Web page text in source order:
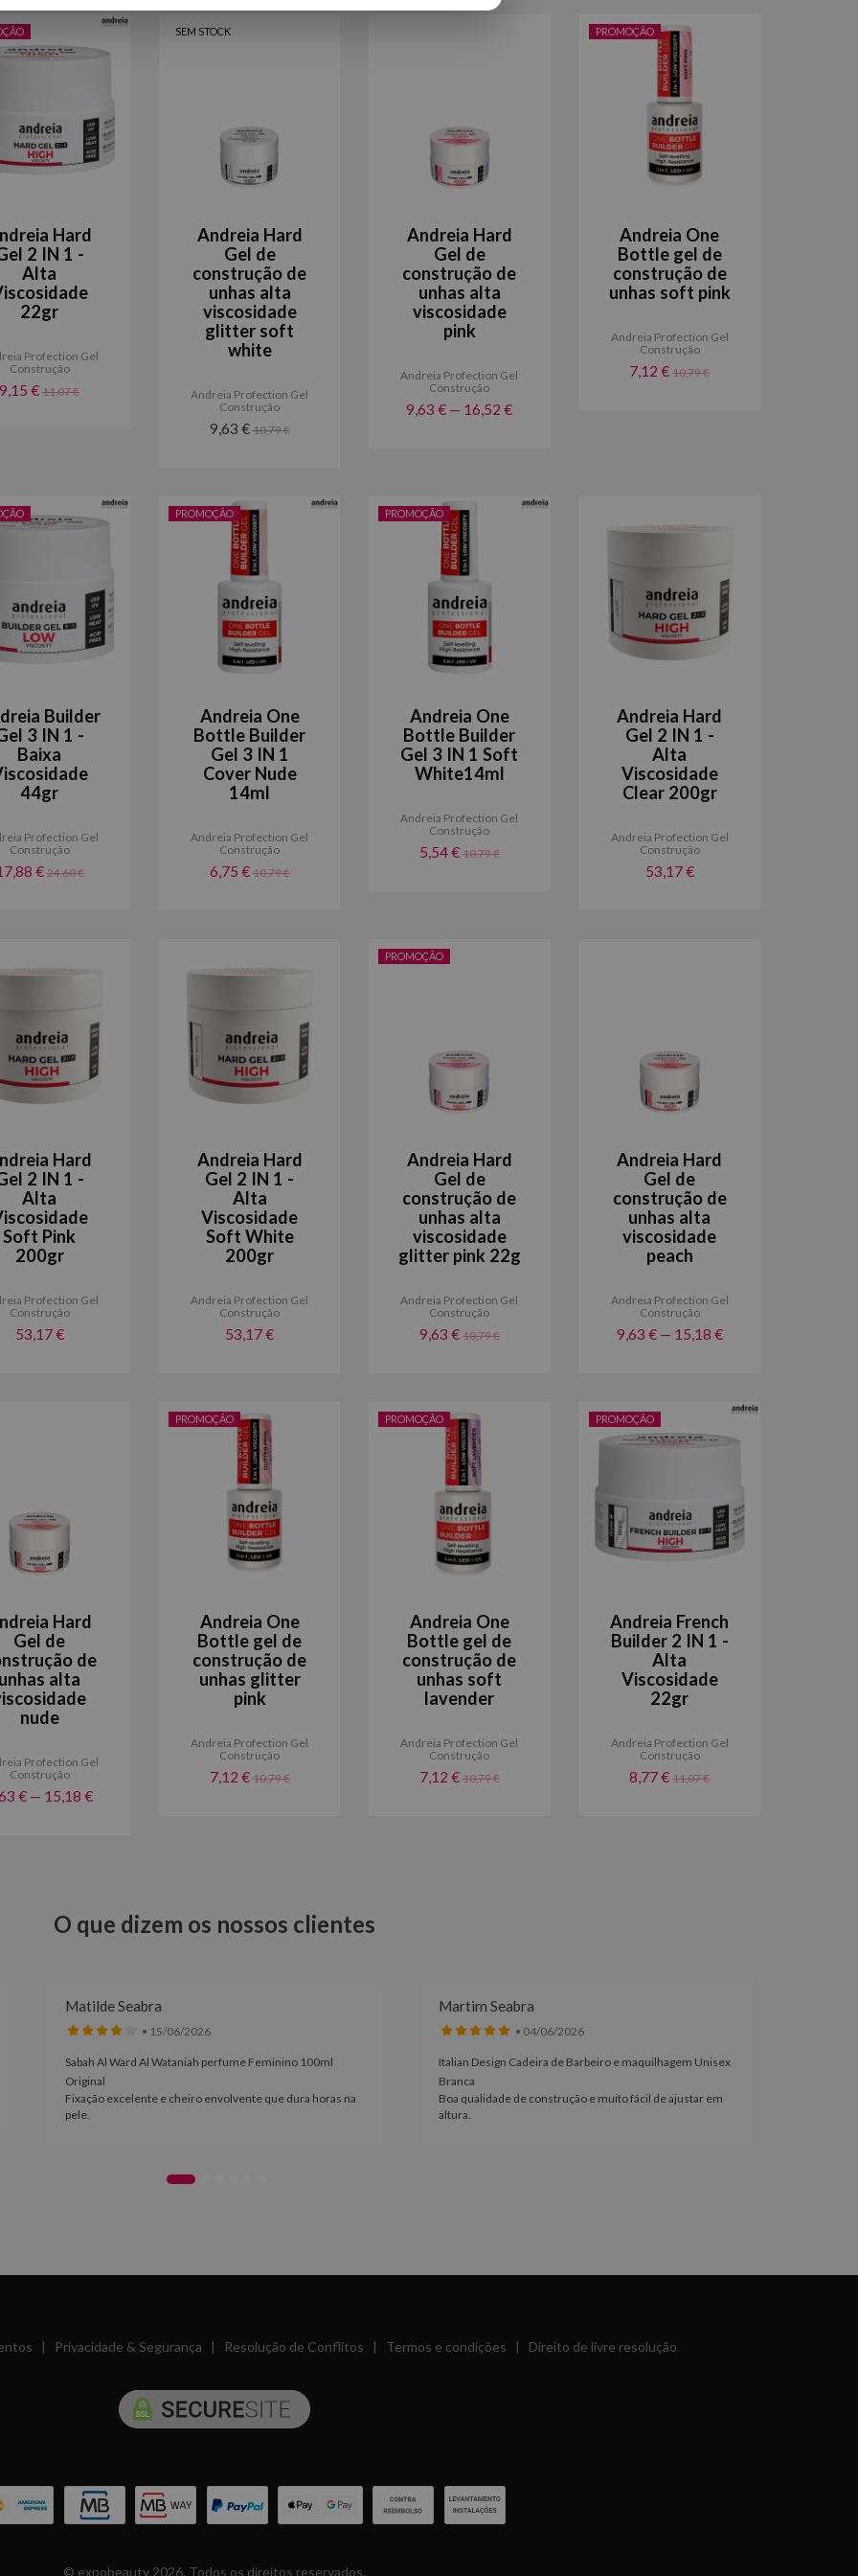
Hard
2 IN 1 -
Alta
22gr
Profection Gel
Construção
9,15 €11,07 €
SEM STOCK
Andreia Hard
Gel de
construção de
unhas alta
viscosidade
glitter soft
white
Andreia Profection Gel
Construção
9,63 € 10,79 €
Andreia Hard
Gel de
construção de
unhas alta
viscosidade
pink
Andreia Profection Gel
Construção
9,63 € — 16,52 €
PROMOÇÃO
Andreia One
Bottle gel de
construção de
unhas soft pink
Andreia Profection Gel
Construção
7,12 €10,79 €
Builder
3 IN 1 -
Baixa
44gr
Profection Gel
Construção
€ 24,60 €
PROMOÇÃO
Andreia One
Bottle Builder
Gel 3 IN 1
Cover Nude
14ml
Andreia Profection Gel
Construção
6,75 €10,79 €
PROMOÇÃO
Andreia One
Bottle Builder
Gel 3 IN 1 Soft
White14ml
Andreia Profection Gel
Construção
5,54 € 10,79 €
Andreia Hard
Gel 2 IN 1 -
Alta
Viscosidade
Clear 200gr
Andreia Profection Gel
Construção
53,17 €
Hard
2 IN 1 -
Alta
Soft Pink
200gr
Profection Gel
Construção
53,17 €
Andreia Hard
Gel 2 IN 1 -
Alta
Viscosidade
Soft White
200gr
Andreia Profection Gel
Construção
53,17 €
PROMOÇÃO
Andreia Hard
Gel de
construção de
unhas alta
viscosidade
glitter pink 22g
Andreia Profection Gel
Construção
9,63 € 10,79 €
Andreia Hard
Gel de
construção de
unhas alta
viscosidade
peach
Andreia Profection Gel
Construção
9,63 € — 15,18 €
Hard
Gel de
de
alta
nude
Profection Gel
Construção
€ — 15,18 €
PROMOÇÃO
Andreia One
Bottle gel de
construção de
unhas glitter
pink
Andreia Profection Gel
Construção
7,12 €10,79 €
PROMOÇÃO
Andreia One
Bottle gel de
construção de
unhas soft
lavender
Andreia Profection Gel
Construção
7,12 € 10,79 €
PROMOÇÃO
Andreia French
Builder 2 IN 1 -
Alta
Viscosidade
22gr
Andreia Profection Gel
Construção
8,77 €11,07 €
O que dizem os nossos clientes
Matilde Seabra
• 15/06/2026
Sabah Al Ward Al Wataniah perfume Feminino 100ml
Original
Fixação excelente e cheiro envolvente que dura horas na
pele.
Martim Seabra
• 04/06/2026
Italian Design Cadeira de Barbeiro e maquilhagem Unisex
Branca
Boa qualidade de construção e muito fácil de ajustar em
altura.
| Privacidade & Segurança | Resolução de Conflitos | Termos e condições | Direito de livre resolução
© expobeauty 2026. Todos os direitos reservados.